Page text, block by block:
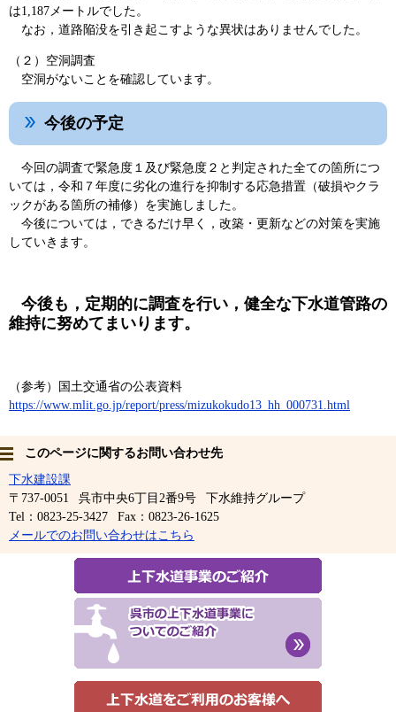
は1,187メートルでした。
なお，道路陥没を引き起こすような異状はありませんでした。
（２）空洞調査
空洞がないことを確認しています。
今後の予定
今回の調査で緊急度１及び緊急度２と判定された全ての箇所につ
いては，令和７年度に劣化の進行を抑制する応急措置（破損やクラ
ックがある箇所の補修）を実施しました。
今後については，できるだけ早く，改築・更新などの対策を実施
していきます。
今後も，定期的に調査を行い，健全な下水道管路の
維持に努めてまいります。
（参考）国土交通省の公表資料
https://www.mlit.go.jp/report/press/mizukokudo13_hh_000731.html
このページに関するお問い合わせ先
下水建設課
〒737-0051
呉市中央6丁目2番9号
下水維持グループ
Tel：0823-25-3427
Fax：0823-26-1625
メールでのお問い合わせはこちら